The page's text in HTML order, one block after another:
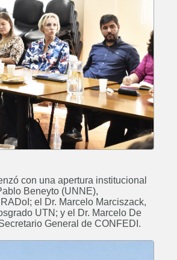
con una apertura institucional
Beneyto (UNNE),
el Dr. Marcelo Marciszack,
UTN; y el Dr. Marcelo De
General de CONFEDI.